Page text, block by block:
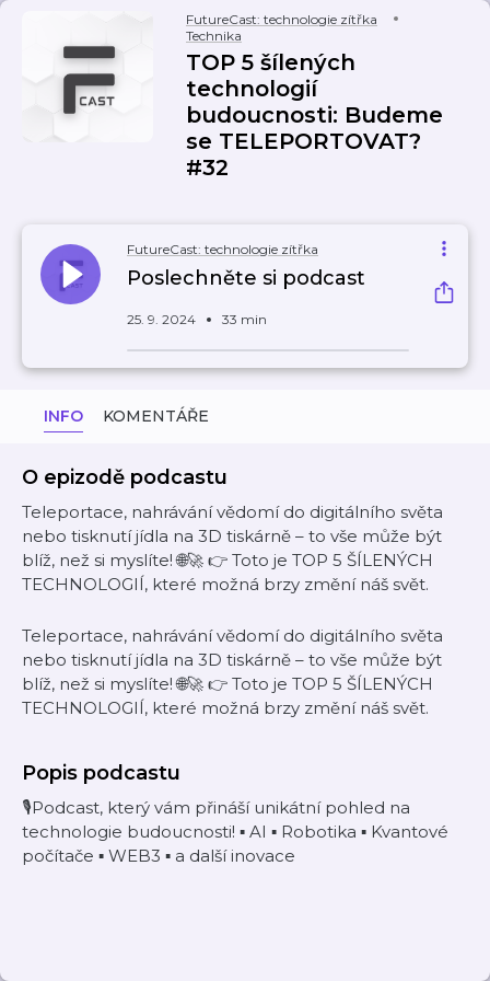
FutureCast: technologie zítřka
Technika
TOP 5 šílených
technologií
budoucnosti: Budeme
se TELEPORTOVAT?
#32
FutureCast: technologie zítřka
Poslechněte si podcast
25. 9. 2024 33 min
INFO KOMENTÁŘE
O epizodě podcastu
Teleportace, nahrávání vědomí do digitálního světa
nebo tisknutí jídla na 3D tiskárně – to vše může být
blíž, než si myslíte! 🌐🚀 👉 Toto je TOP 5 ŠÍLENÝCH
TECHNOLOGIÍ, které možná brzy změní náš svět.
Teleportace, nahrávání vědomí do digitálního světa
nebo tisknutí jídla na 3D tiskárně – to vše může být
blíž, než si myslíte! 🌐🚀 👉 Toto je TOP 5 ŠÍLENÝCH
TECHNOLOGIÍ, které možná brzy změní náš svět.
Popis podcastu
🎙️Podcast, který vám přináší unikátní pohled na
technologie budoucnosti! ▪️ AI ▪️ Robotika ▪️ Kvantové
počítače ▪️ WEB3 ▪️ a další inovace